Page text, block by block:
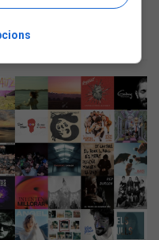
amb el
Sons del Món